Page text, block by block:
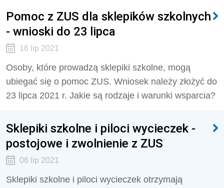
Pomoc z ZUS dla sklepików szkolnych
- wnioski do 23 lipca
16 lip 2021
Osoby, które prowadzą sklepiki szkolne, mogą
ubiegać się o pomoc ZUS. Wniosek należy złożyć do
23 lipca 2021 r. Jakie są rodzaje i warunki wsparcia?
Sklepiki szkolne i piloci wycieczek -
postojowe i zwolnienie z ZUS
06 lip 2021
Sklepiki szkolne i piloci wycieczek otrzymają